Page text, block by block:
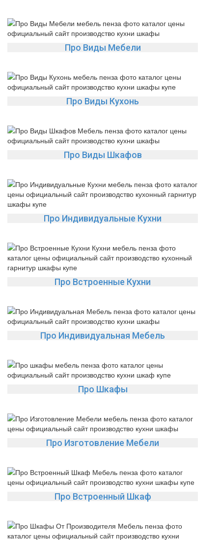
Про Виды Мебели
Про Виды Кухонь
Про Виды Шкафов
Про Индивидуальные Кухни
Про Встроенные Кухни
Про Индивидуальная Мебель
Про Шкафы
Про Изготовление Мебели
Про Встроенный Шкаф